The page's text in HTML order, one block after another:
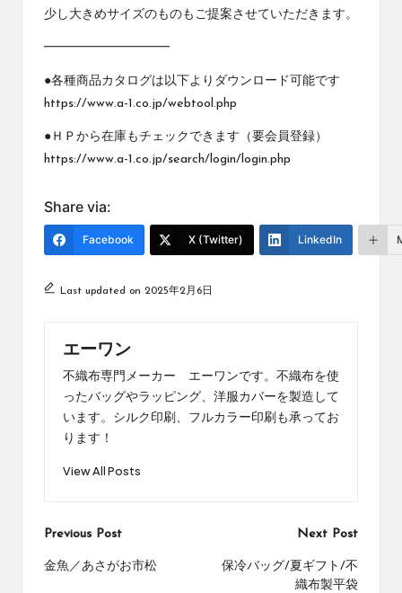
少し大きめサイズのものもご提案させていただきます。
━━━━━━━━━━
●各種商品カタログは以下よりダウンロード可能です
https://www.a-1.co.jp/webtool.php
●ＨＰから在庫もチェックできます（要会員登録）
https://www.a-1.co.jp/search/login/login.php
Share via:
Facebook X (Twitter) LinkedIn
Last updated on 2025年2月6日
エーワン
不織布専門メーカー エーワンです。不織布を使
ったバッグやラッピング、洋服カバーを製造して
います。シルク印刷、フルカラー印刷も承ってお
ります！
View All Posts
Post
navigation
Previous Post
金魚／あさがお市松
Next Post
保冷バッグ/夏ギフト/不
織布製平袋